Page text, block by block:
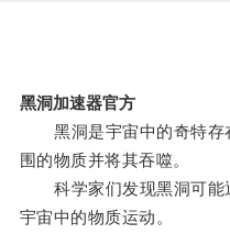
黑洞加速器官方
黑洞是宇宙中的奇特存
围的物质并将其吞噬。
科学家们发现黑洞可能
宇宙中的物质运动。